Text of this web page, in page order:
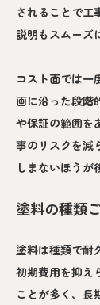
されることで工
説明もスムーズ
コスト面では一
画に沿った段階
や保証の範囲を
事のリスクを減
しまないほうが
塗料の種類
塗料は種類で耐
初期費用を抑え
ことが多く、長